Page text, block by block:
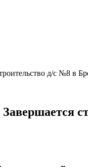
д/с №8 в